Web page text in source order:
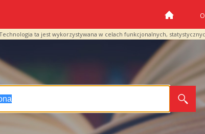
ta jest wykorzystywana w celach funkcjonalnych,